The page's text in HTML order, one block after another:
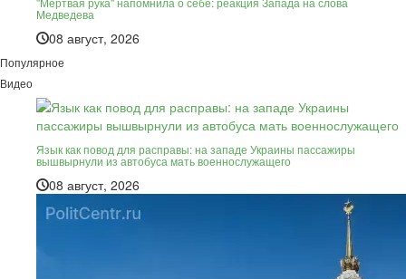
Медведева
08 август, 2026
Популярное
Видео
Язык как повод для расправы: на западе Украины пассажиры
вышвырнули из автобуса мать военнослужащего
08 август, 2026